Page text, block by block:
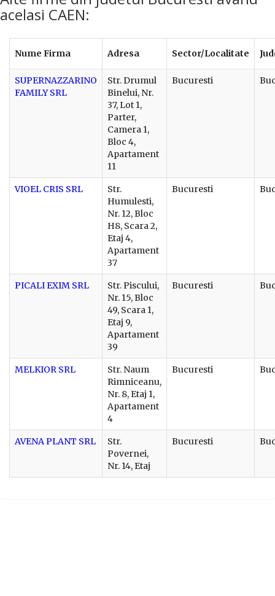
acelasi CAEN:
Nume Firma Adresa Sector/Localitate
SUPERNAZZARINO
FAMILY SRL
Str. Drumul
Binelui, Nr.
37, Lot 1,
Parter,
Camera 1,
Bloc 4,
Apartament
11
Bucuresti
VIOEL CRIS SRL
Str.
Humulesti,
Nr. 12, Bloc
H8, Scara 2,
Etaj 4,
Apartament
37
Bucuresti
PICALI EXIM SRL
Str. Piscului,
Nr. 15, Bloc
49, Scara 1,
Etaj 9,
Apartament
39
Bucuresti
MELKIOR SRL
Str. Naum
Rimniceanu,
Nr. 8, Etaj 1,
Apartament
4
Bucuresti
AVENA PLANT SRL
Str.
Povernei,
Nr. 14, Etaj
Bucuresti